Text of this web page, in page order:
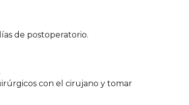
de postoperatorio.
con el cirujano y tomar